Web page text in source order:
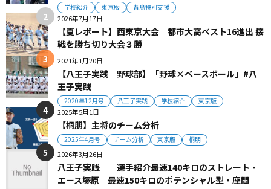
学校紹介 東京版 青鳥特別支援
2026年7月17日
【夏レポート】西東京大会 都市大高ベスト16進出 接
戦を勝ち切り大会３勝
2021年1月20日
【八王子実践 野球部】「野球×ベースボール」#八
王子実践
2020年12月号 八王子実践 学校紹介 東京版
2025年5月1日
【桐朋】主将のチーム分析
2025年4月号 チーム分析 東京版 桐朋
2026年3月26日
八王子実践 選手紹介最速140キロのストレート・
エース塚原 最速150キロのポテンシャル型・座間